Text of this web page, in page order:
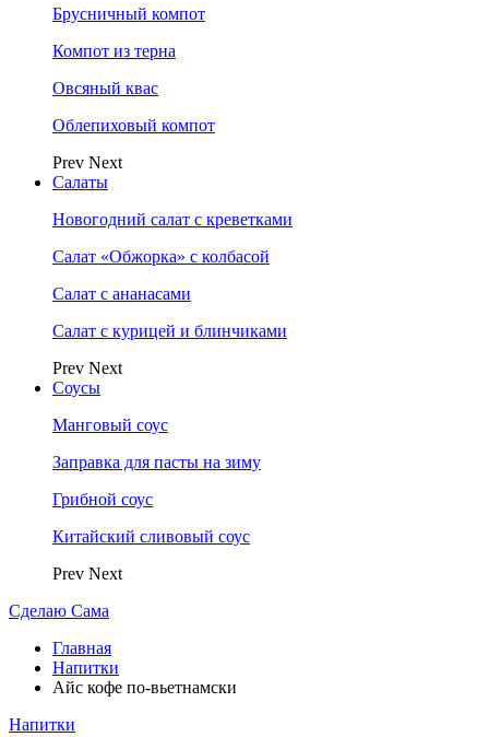
Брусничный компот
Компот из терна
Овсяный квас
Облепиховый компот
Prev Next
Салаты
Новогодний салат с креветками
Салат «Обжорка» с колбасой
Салат с ананасами
Салат с курицей и блинчиками
Prev Next
Соусы
Манговый соус
Заправка для пасты на зиму
Грибной соус
Китайский сливовый соус
Prev Next
Сделаю Сама
Главная
Напитки
Айс кофе по-вьетнамски
Напитки